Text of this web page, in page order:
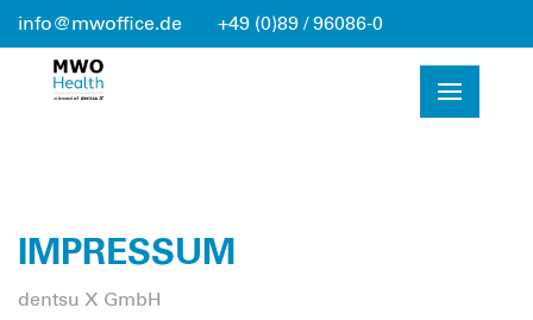
info@mwoffice.de +49 (0)89 / 96086-0
IMPRESSUM
dentsu X GmbH